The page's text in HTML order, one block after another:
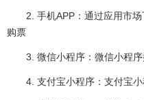
2. 手机APP：通过应用市
购票
3. 微信小程序：微信小程
4. 支付宝小程序：支付宝